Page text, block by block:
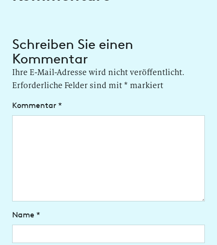
Schreiben Sie einen
Kommentar
Ihre E-Mail-Adresse wird nicht veröffentlicht.
Erforderliche Felder sind mit* markiert
Kommentar *
Name *